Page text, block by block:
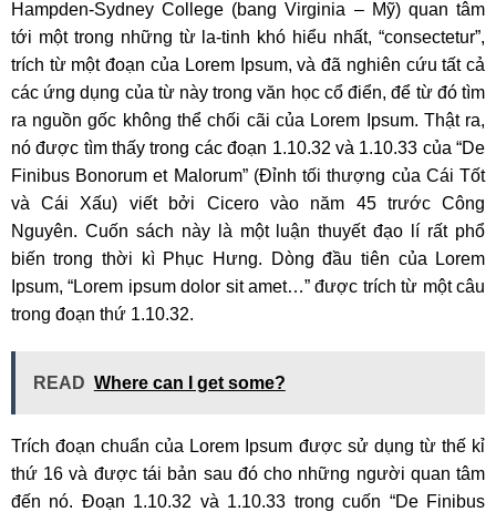
Hampden-Sydney College (bang Virginia – Mỹ) quan tâm
tới một trong những từ la-tinh khó hiểu nhất, “consectetur”,
trích từ một đoạn của Lorem Ipsum, và đã nghiên cứu tất cả
các ứng dụng của từ này trong văn học cổ điển, để từ đó tìm
ra nguồn gốc không thể chối cãi của Lorem Ipsum. Thật ra,
nó được tìm thấy trong các đoạn 1.10.32 và 1.10.33 của “De
Finibus Bonorum et Malorum” (Đỉnh tối thượng của Cái Tốt
và Cái Xấu) viết bởi Cicero vào năm 45 trước Công
Nguyên. Cuốn sách này là một luận thuyết đạo lí rất phổ
biến trong thời kì Phục Hưng. Dòng đầu tiên của Lorem
Ipsum, “Lorem ipsum dolor sit amet…” được trích từ một câu
trong đoạn thứ 1.10.32.
READ Where can I get some?
Trích đoạn chuẩn của Lorem Ipsum được sử dụng từ thế kỉ
thứ 16 và được tái bản sau đó cho những người quan tâm
đến nó. Đoạn 1.10.32 và 1.10.33 trong cuốn “De Finibus